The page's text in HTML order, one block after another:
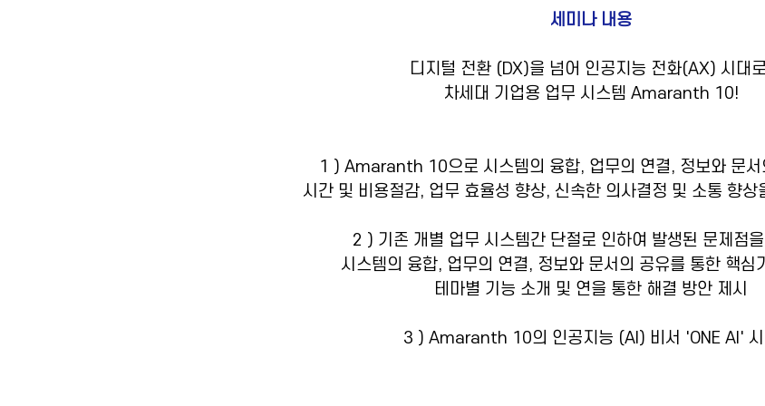
세미나 내용
디지털 전환 (DX)을 넘어 인공지능 전화(AX) 시대
차세대 기업용 업무 시스템 Amaranth 10!
1 ) Amaranth 10으로 시스템의 융합, 업무의 연결, 정보와 문서
시간 및 비용절감, 업무 효율성 향상, 신속한 의사결정 및 소통 향상
2 ) 기존 개별 업무 시스템간 단절로 인하여 발생된 문제점
시스템의 융합, 업무의 연결, 정보와 문서의 공유를 통한 핵심
테마별 기능 소개 및 연을 통한 해결 방안 제시
3 ) Amaranth 10의 인공지능 (AI) 비서 'ONE AI' 시